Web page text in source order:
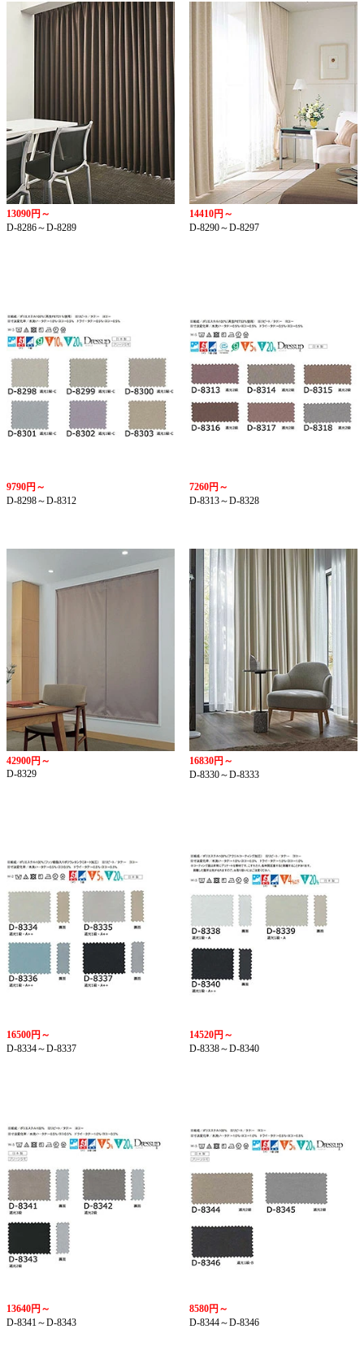
13090円～
D-8286～D-8289
14410円～
D-8290～D-8297
9790円～
D-8298～D-8312
7260円～
D-8313～D-8328
42900円～
D-8329
16830円～
D-8330～D-8333
16500円～
D-8334～D-8337
14520円～
D-8338～D-8340
13640円～
D-8341～D-8343
8580円～
D-8344～D-8346